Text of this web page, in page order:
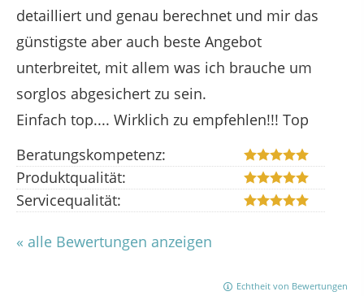
detailliert und genau berechnet und mir das
günstigste aber auch beste Angebot
unterbreitet, mit allem was ich brauche um
sorglos abgesichert zu sein.
Einfach top.... Wirklich zu empfehlen!!! Top
Beratungskompetenz:
Produktqualität:
Servicequalität:
« alle Bewertungen anzeigen
Echtheit von Bewertungen